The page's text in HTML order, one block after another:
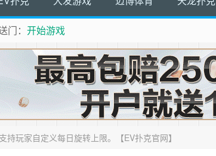
： 开始游戏
持玩家自定义每日旋转上限。【EV扑克官网】